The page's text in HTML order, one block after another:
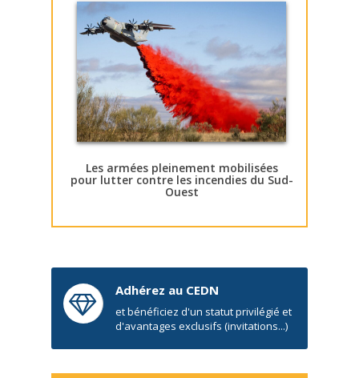
Les armées pleinement mobilisées
pour lutter contre les incendies du Sud-
Ouest
Adhérez au CEDN
et bénéficiez d'un statut privilégié et
d'avantages exclusifs (invitations...)